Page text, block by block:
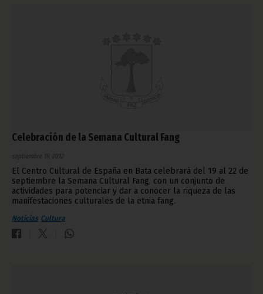
Celebración de la Semana Cultural Fang
septiembre 19, 2012
El Centro Cultural de España en Bata celebrará del 19 al 22 de
septiembre la Semana Cultural Fang, con un conjunto de
actividades para potenciar y dar a conocer la riqueza de las
manifestaciones culturales de la etnia fang.
Noticias Cultura